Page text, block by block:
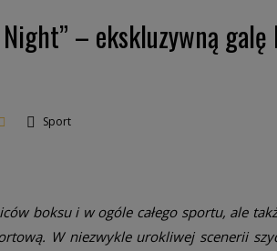
– ekskluzywną galę
Sport
boksu i w ogóle całego sportu, ale
W niezwykle urokliwej scenerii